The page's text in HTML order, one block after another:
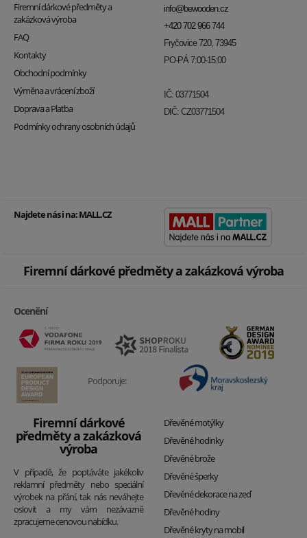
Firemní dárkové předměty a
zakázková výroba
FAQ
Kontakty
Obchodní podmínky
Výměna a vrácení zboží
Doprava a Platba
Podmínky ochrany osobních údajů
info@bewooden.cz
+420 702 966 744
Fryčovice 720, 73945
PO-PÁ 7:00-15:00
IČ: 03771504
DIČ: CZ03771504
Najdete nás i na:MALL.CZ
Firemní dárkové předměty a zakázková výroba
Ocenění
Podporuje:
Firemní dárkové
předměty a zakázková
výroba
V případě, že poptáváte jakékoliv
reklamní předměty nebo speciální
výrobek na přání, tak nás neváhejte
oslovit a my vám nezávazně
zpracujeme cenovou nabídku.
Dřevěné motýlky
Dřevěné hodinky
Dřevěné brože
Dřevěné šperky
Dřevěné dekorace na zeď
Dřevěné hodiny
Dřevěné kryty na mobil